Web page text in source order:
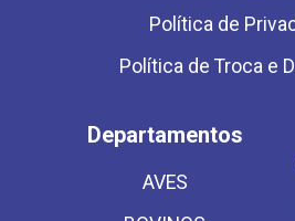
Política de
Política de Troca e
Departamentos
AVES